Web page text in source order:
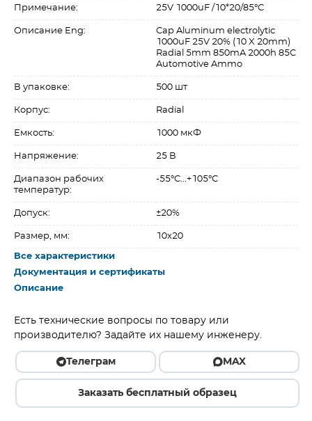
Примечание: 25V 1000uF /10*20/85°C
Описание Eng:
Cap Aluminum electrolytic
1000uF 25V 20% (10 X 20mm)
Radial 5mm 850mA 2000h 85C
Automotive Ammo
В упаковке: 500 шт
Корпус: Radial
Емкость: 1000 мкФ
Напряжение: 25 В
Диапазон рабочих
температур:
-55°C...+105°C
Допуск: ±20%
Размер, мм: 10x20
Все характеристики
Документация и сертификаты
Описание
Есть технические вопросы по товару или
производителю? Задайте их нашему инженеру.
Телеграм MAX
Заказать бесплатный образец